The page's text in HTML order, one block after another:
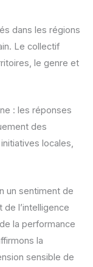
dans les régions
Le collectif
le genre et
: les réponses
des
locales,
un sentiment de
de l’intelligence
la performance
la
sensible de